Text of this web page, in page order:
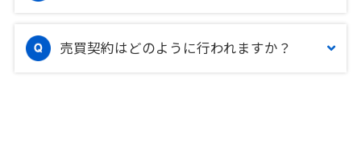
売買契約はどのように行われますか？